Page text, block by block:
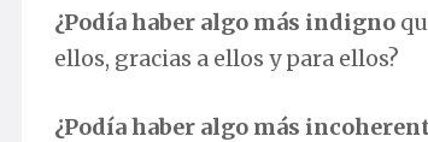
¿Podía haber algo más indigno
ellos, gracias a ellos y para ellos?
¿Podía haber algo más